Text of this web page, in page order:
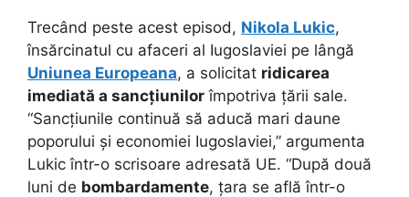
Trecând peste acest episod, Nikola Lukic,
însărcinatul cu afaceri al Iugoslaviei pe lângă
Uniunea Europeana, a solicitat ridicarea
imediată a sancțiunilor împotriva țării sale.
“Sancțiunile continuă să aducă mari daune
poporului și economiei Iugoslaviei,” argumenta
Lukic într-o scrisoare adresată UE. “După două
luni de bombardamente, țara se află într-o